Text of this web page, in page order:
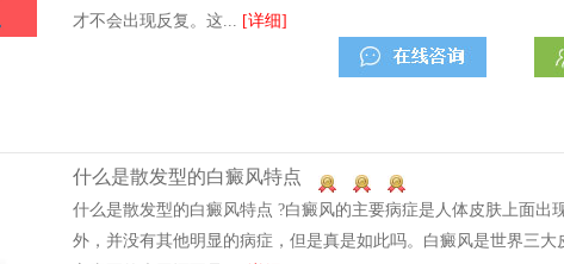
才不会出现反复。这... [详细]
什么是散发型的白癜风特点
什么是散发型的白癜风特点 ?白癜风的主要病症是人体皮肤上面出
外，并没有其他明显的病症，但是真是如此吗。白癜风是世界三大